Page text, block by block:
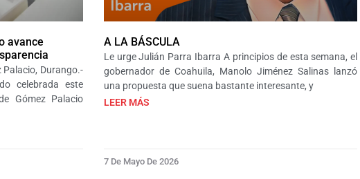
avance
Palacio, Durango.-
celebrada este
Gómez Palacio
A LA BÁSCULA
Le urge Julián Parra Ibarra A principios de esta semana, el
gobernador de Coahuila, Manolo Jiménez Salinas lanzó
una propuesta que suena bastante interesante, y
LEER MÁS
7 De Mayo De 2026